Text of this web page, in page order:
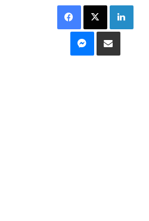
Facebook
X
Messenger
Podijeli putem E-maila